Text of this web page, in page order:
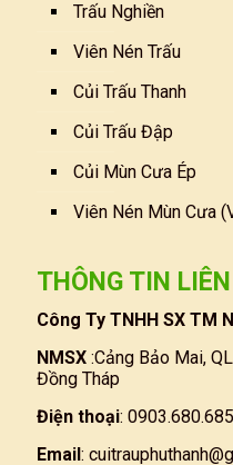
Trấu Nghiền
Viên Nén Trấu
Củi Trấu Thanh
Củi Trấu Đập
Củi Mùn Cưa Ép
Viên Nén Mùn Cưa
THÔNG TIN
Công Ty TNHH SX TM
NMSX :Cảng Bảo Mai,
Đồng Tháp
Điện thoại:
Email: